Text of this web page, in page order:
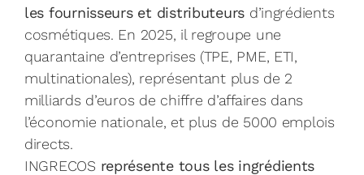
les fournisseurs et distributeurs d’ingrédients
cosmétiques. En 2025, il regroupe une
quarantaine d’entreprises (TPE, PME, ETI,
multinationales), représentant plus de 2
milliards d’euros de chiffre d’affaires dans
l’économie nationale, et plus de 5000 emplois
directs.
INGRECOS représente tous les ingrédients